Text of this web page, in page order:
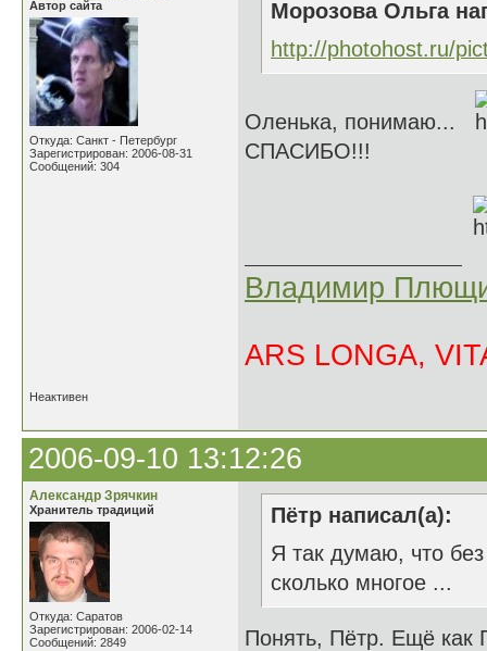
Автор сайта
Откуда: Санкт - Петербург
Зарегистрирован: 2006-08-31
Сообщений: 304
Морозова Ольга
http://photohost.ru/
Оленька, понимаю...
СПАСИБО!!!
Владимир
ARS LONGA,
Неактивен
2006-09-10 13:12:26
Александр Зрячкин
Хранитель традиций
Откуда: Саратов
Зарегистрирован: 2006-02-14
Сообщений: 2849
Пётр написал(а):
Я так думаю, что без
сколько многое ...
Понять, Пётр. Ещё